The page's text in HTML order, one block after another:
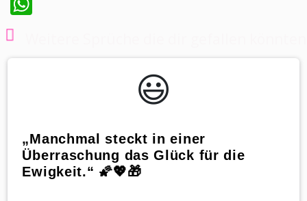
😃️
„Manchmal steckt in einer
Überraschung das Glück für die
Ewigkeit.“ 🌠💖🎁